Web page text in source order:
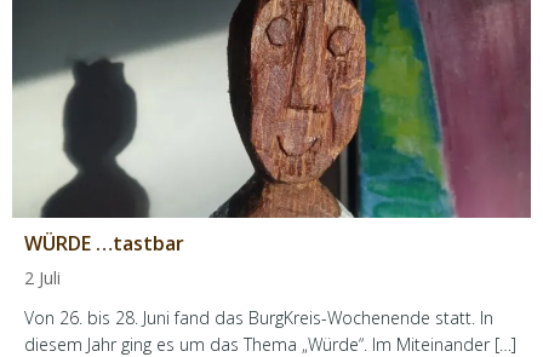
WÜRDE …tastbar
2 Juli
Von 26. bis 28. Juni fand das BurgKreis-Wochenende statt. In
diesem Jahr ging es um das Thema „Würde“. Im Miteinander […]